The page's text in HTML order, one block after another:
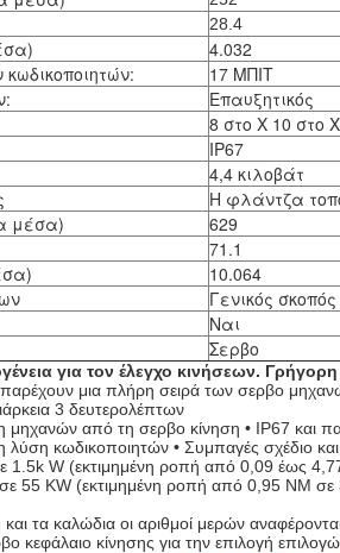
28.4
4.032
17 ΜΠΙΤ
Επαυξητικός
8 στο Χ 10 στο
IP67
4,4 κιλοβάτ
Η φλάντζα
μέσα)
629
71.1
10.064
Γενικός σκοπός
Ναι
Σερβο
για τον έλεγχο κινήσεων.
παρέχουν μια πλήρη σειρά των σερβο
3 δευτερολέπτων
μηχανών από τη σερβο κίνηση • IP67 και
κωδικοποιητών • Συμπαγές σχέδιο και
1.5k W (εκτιμημένη ροπή από 0,09 έως
55 KW (εκτιμημένη ροπή από 0,95 NM σε
τα καλώδια οι αριθμοί μερών
κεφάλαιο κίνησης για την επιλογή